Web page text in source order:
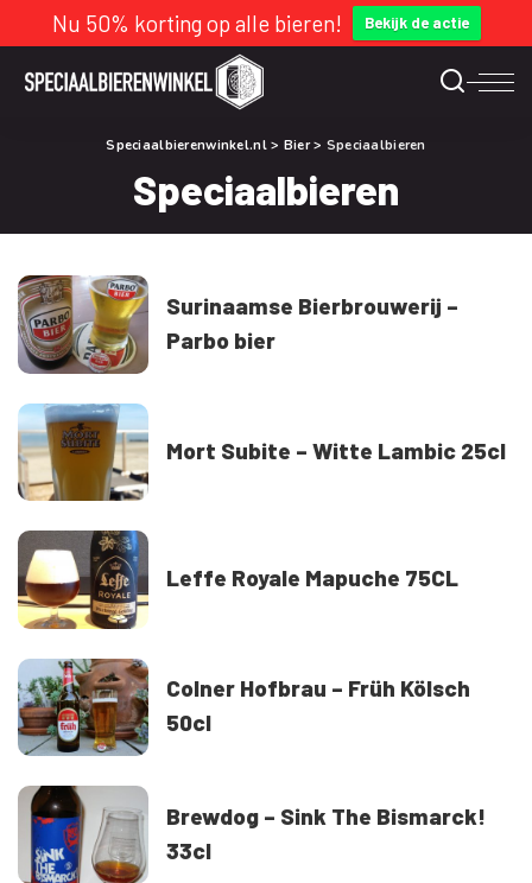
Nu 50% korting op alle bieren! Bekijk de actie
Speciaalbierenwinkel.nl> Bier> Speciaalbieren
Speciaalbieren
Surinaamse Bierbrouwerij –
Parbo bier
Mort Subite – Witte Lambic 25cl
Leffe Royale Mapuche 75CL
Colner Hofbrau – Früh Kölsch
50cl
Brewdog – Sink The Bismarck!
33cl